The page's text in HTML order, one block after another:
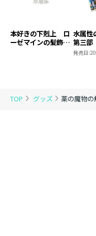
TOP グッズ 薬の魔物
本好きの下剋上 ロ
ーゼマインの髪飾り
水属性
第三
8 同時
発売日: